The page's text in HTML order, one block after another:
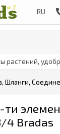
растений,
Шланги,
ти
4 Bradas